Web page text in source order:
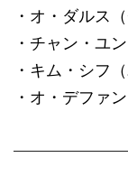
・オ・ダルス
・チャン・ユ
・キム・シフ
・オ・デファ